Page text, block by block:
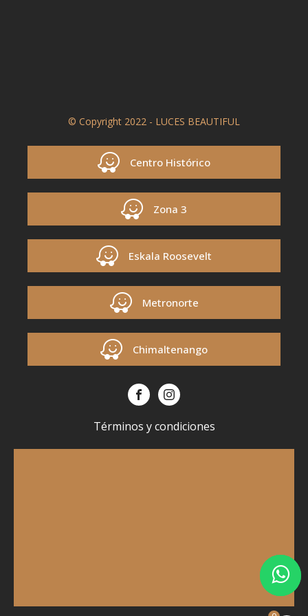
© Copyright 2022 - LUCES BEAUTIFUL
Centro Histórico
Zona 3
Eskala Roosevelt
Metronorte
Chimaltenango
Términos y condiciones